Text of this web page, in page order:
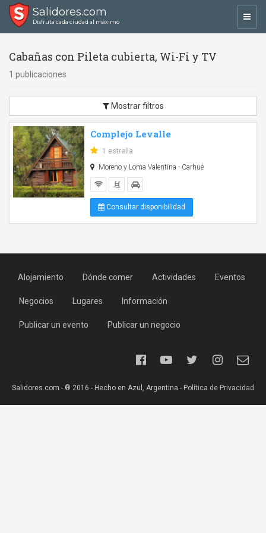
Salidores.com
Disfrutá cada ciudad al máximo
Cabañas con Pileta cubierta, Wi-Fi y TV
1 publicaciones
Mostrar filtros
Complejo Levalle
1 estrella
Moreno y Loma Valentina - Carhué
Consultar disponibilidad
Alojamiento Dónde comer Actividades Eventos
Negocios Lugares Información
Publicar un evento Publicar un negocio
Salidores.com - ® 2016 - Hecho en Azul, Argentina - Política de Privacidad